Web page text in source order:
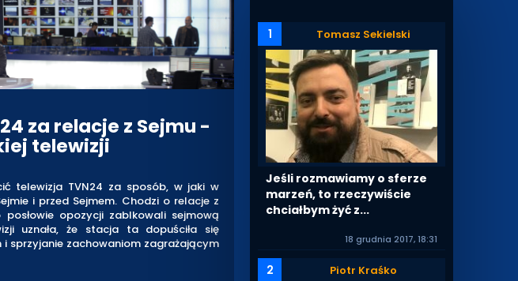
za relacje z Sejmu -
telewizji
telewizja TVN24 za sposób, w jaki w
i przed Sejmem. Chodzi o relacje z
opozycji zablkowali sejmową
uznała, że stacja ta dopuściła się
sprzyjanie zachowaniom zagrażającym
1 Tomasz Sekielski
Jeśli rozmawiamy o sferze
marzeń, to rzeczywiście
chciałbym żyć z...
18 grudnia 2017, 18:31
2 Piotr Kraśko